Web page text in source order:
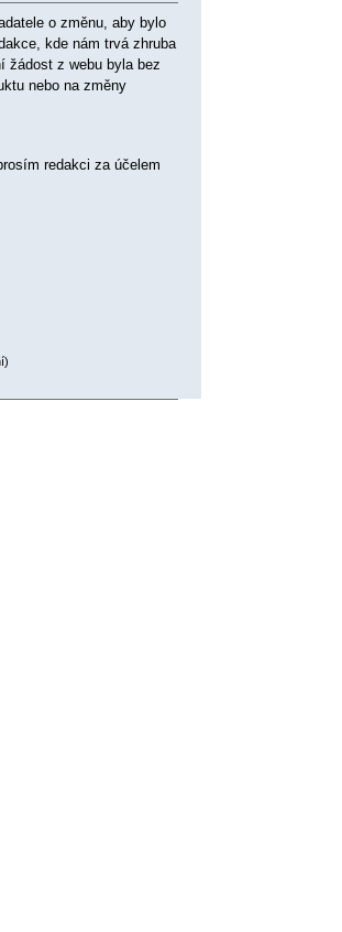
o změnu, aby bylo
kde nám trvá zhruba
žádost z webu byla bez
nebo na změny
redakci za účelem